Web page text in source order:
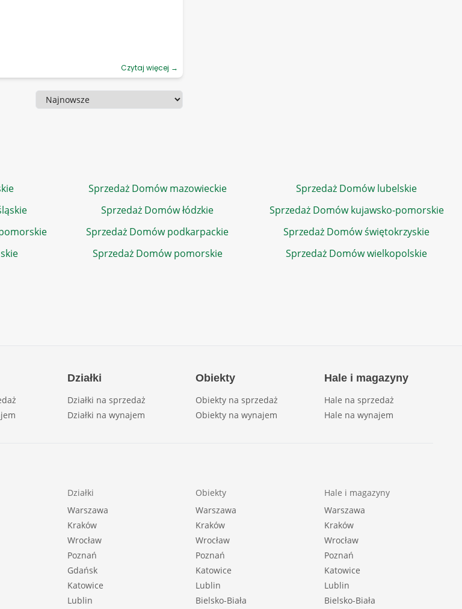
Czytaj więcej →
Sortowanie
Sprzedaż Domów mazowieckie
Sprzedaż Domów lubelskie
Sprzedaż Domów łódzkie
Sprzedaż Domów kujawsko-pomorskie
Sprzedaż Domów podkarpackie
Sprzedaż Domów świętokrzyskie
Sprzedaż Domów pomorskie Sprzedaż Domów wielkopolskie
Działki
Działki na sprzedaż
Działki na wynajem
Obiekty
Obiekty na sprzedaż
Obiekty na wynajem
Hale i magazyny
Hale na sprzedaż
Hale na wynajem
Działki
Warszawa
Kraków
Wrocław
Poznań
Gdańsk
Katowice
Lublin
Obiekty
Warszawa
Kraków
Wrocław
Poznań
Katowice
Lublin
Bielsko-Biała
Hale i magazyny
Warszawa
Kraków
Wrocław
Poznań
Katowice
Lublin
Bielsko-Biała